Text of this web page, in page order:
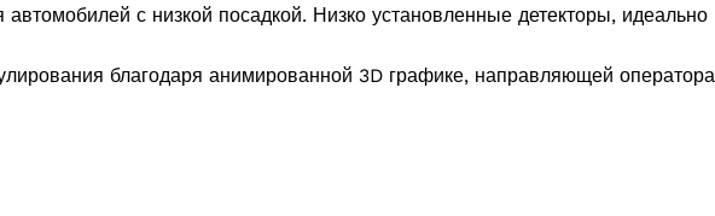
с низкой посадкой. Низко установленные детекторы,
благодаря анимированной 3D графике, направляющей